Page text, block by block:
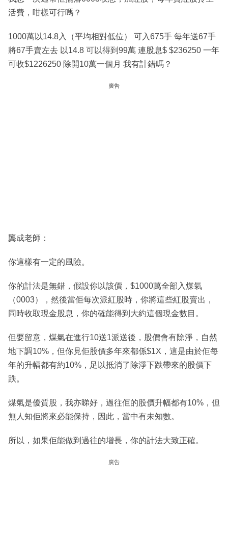
活費，咁樣可行嗎？
1000萬以14.8入（平均相對低位） 可入675手 每年送67手
將67手賣左去 以14.8 可以得到99萬 連股息$ $236250 一年
可收$1226250 除開10萬一個月 我有計錯嗎？
廣告
龔成老師：
你這樣有一定的風險。
你的計法是無錯，假設你以該價，$1000萬全部入煤氣
（0003），然後當佢每次派紅股時，你將這些紅股賣出，
同時收取現金股息，你的確能得到大約這個現金數目。
但要留意，煤氣在進行10送1派送後，股價會有除淨，自然
地下調10%，但你見佢股價多年來都係$1X，這是由於佢每
年的升幅都有約10%，足以抵消了除淨下跌帶來的股價下
跌。
煤氣是優質股，我亦睇好，過往佢的股價升幅都有10%，但
無人知佢將來必能保持，因此，當中有未知數。
所以，如果佢能做到過往的增長，你的計法大致正確。
廣告